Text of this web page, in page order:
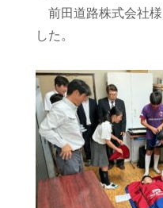
前田道路株式会社様
した。